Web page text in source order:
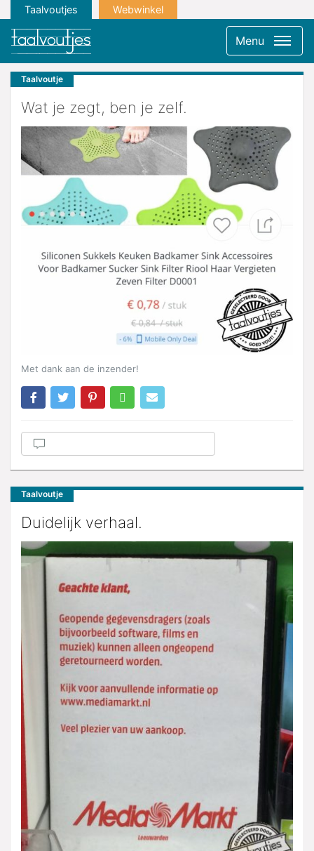
Taalvoutjes Webwinkel
Menu
Taalvoutje
Wat je zegt, ben je zelf.
Met dank aan de inzender!
Taalvoutje
Duidelijk verhaal.